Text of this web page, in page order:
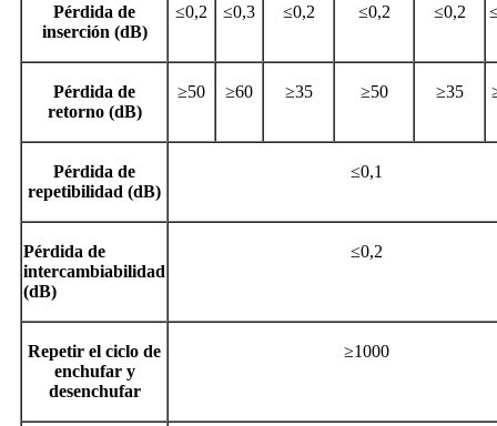
Pérdida de
inserción (dB)
≤0,2 ≤0,3 ≤0,2 ≤0,2 ≤0,2
Pérdida de
retorno (dB)
≥50 ≥60 ≥35 ≥50 ≥35
Pérdida de
repetibilidad (dB)
≤0,1
Pérdida de
intercambiabilidad
(dB)
≤0,2
Repetir el ciclo de
enchufar y
desenchufar
≥1000